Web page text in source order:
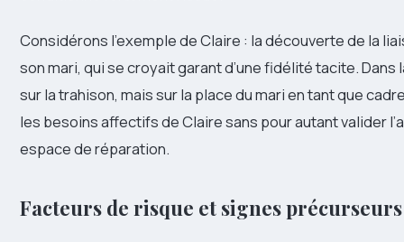
Considérons l’exemple de Claire : la découverte de la
son mari, qui se croyait garant d’une fidélité tacite.
sur la trahison, mais sur la place du mari en tant que
les besoins affectifs de Claire sans pour autant valider
espace de réparation.
Facteurs de risque et signes précurseurs